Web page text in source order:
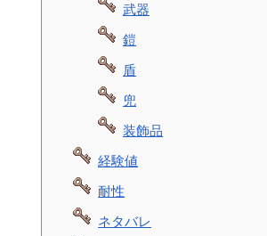
武器
鎧
盾
兜
装飾品
経験値
耐性
ネタバレ